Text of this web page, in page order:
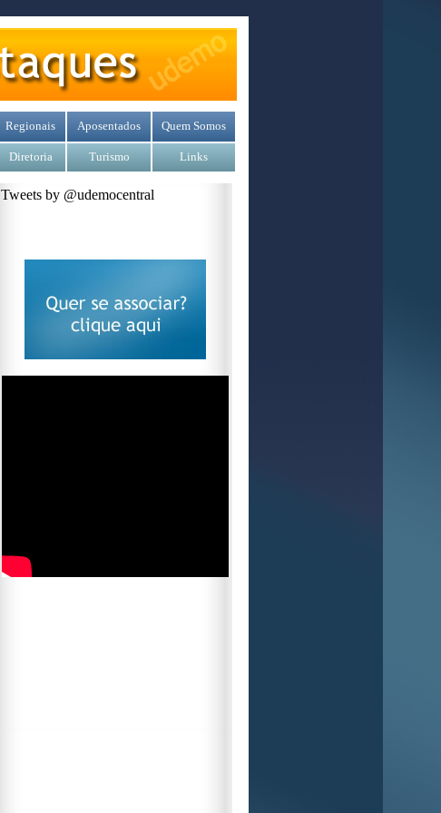
Regionais Aposentados Quem Somos
Diretoria Turismo Links
Tweets by @udemocentral